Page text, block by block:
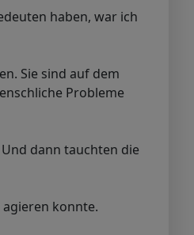
haben, war ich
Sie sind auf dem
Probleme
dann tauchten die
konnte.